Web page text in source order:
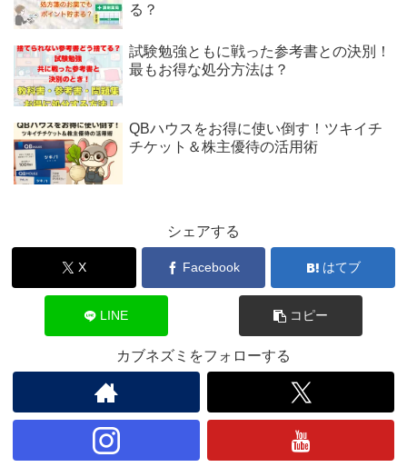
る？
試験勉強ともに戦った参考書との決別！
最もお得な処分方法は？
QBハウスをお得に使い倒す！ツキイチ
チケット＆株主優待の活用術
シェアする
X Facebook はてブ
LINE コピー
カブネズミをフォローする